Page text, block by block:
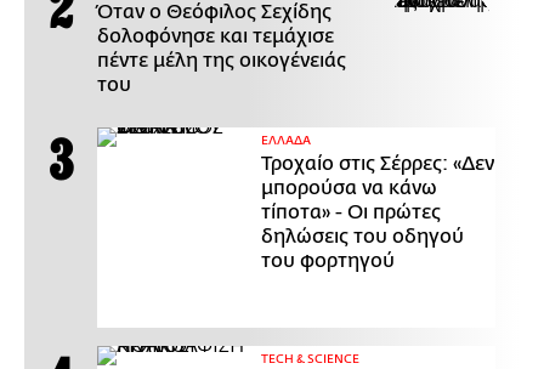
Όταν ο Θεόφιλος Σεχίδης
δολοφόνησε και τεμάχισε
πέντε μέλη της οικογένειάς
του
ΕΛΛΑΔΑ
Τροχαίο στις Σέρρες: «Δεν
μπορούσα να κάνω
τίποτα» - Οι πρώτες
δηλώσεις του οδηγού
του φορτηγού
ΤECH & SCIENCE